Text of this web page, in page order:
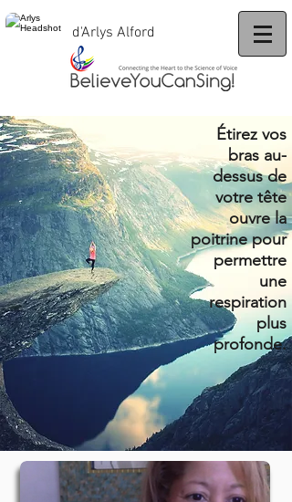
d'Arlys Alford
Étirez vos
bras au-
dessus de
votre tête
ouvre la
poitrine pour
permettre
une
respiration
plus
profonde.